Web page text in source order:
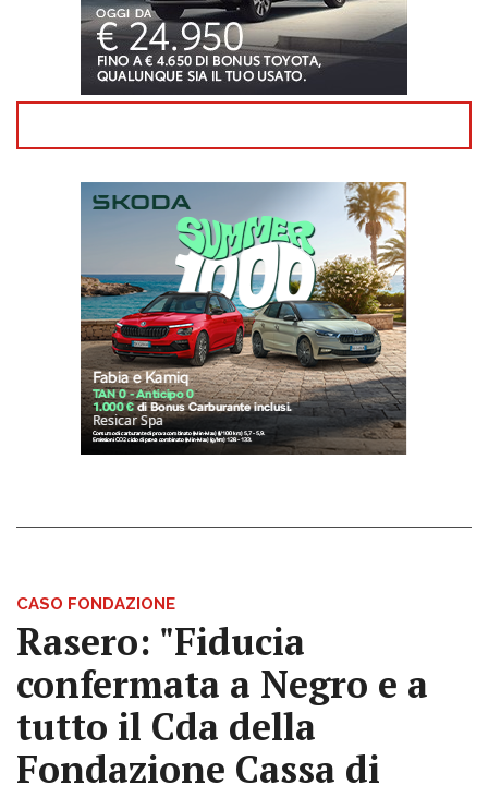
CASO FONDAZIONE
Rasero: "Fiducia
confermata a Negro e a
tutto il Cda della
Fondazione Cassa di